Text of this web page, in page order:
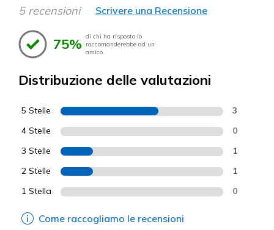
5 recensioni Scrivere una Recensione
75% di chi ha risposto lo
raccomanderebbe ad un
amico.
Distribuzione delle valutazioni
5 Stelle 3
4 Stelle 0
3 Stelle 1
2 Stelle 1
1 Stella 0
Come raccogliamo le recensioni